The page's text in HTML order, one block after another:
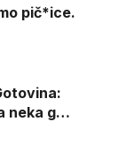
pič*ice.
neka g…